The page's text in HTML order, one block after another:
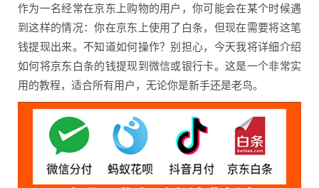
作为一名经常在京东上购物的用户，你可能会在某个时候遇
到这样的情况：你在京东上使用了白条，但现在需要将这笔
钱提现出来。不知道如何操作？别担心，今天我将详细介绍
如何将京东白条的钱提现到微信或银行卡。这是一个非常实
用的教程，适合所有用户，无论你是新手还是老鸟。